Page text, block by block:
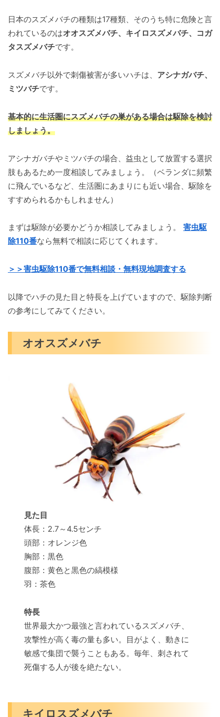
日本のスズメバチの種類は17種類、そのうち特に危険と言
われているのはオオスズメバチ、キイロスズメバチ、コガ
タスズメバチです。
スズメバチ以外で刺傷被害が多いハチは、 アシナガバチ、
ミツバチです。
基本的に生活圏にスズメバチの巣がある場合は駆除を検討
しましょう。
アシナガバチやミツバチの場合、益虫として放置する選択
肢もあるため一度相談してみましょう。（ベランダに頻繁
に飛んでいるなど、生活圏にあまりにも近い場合、駆除を
すすめられるかもしれません）
まずは駆除が必要かどうか相談してみましょう。 害虫駆
除110番なら無料で相談に応じてくれます。
＞＞害虫駆除110番で無料相談・無料現地調査する
以降でハチの見た目と特長を上げていますので、駆除判断
の参考にしてみてください。
オオスズメバチ
見た目
体長：2.7～4.5センチ
頭部：オレンジ色
胸部：黒色
腹部：黄色と黒色の縞模様
羽：茶色
特長
世界最大かつ最強と言われているスズメバチ、
攻撃性が高く毒の量も多い。目がよく、動きに
敏感で集団で襲うこともある。毎年、刺されて
死傷する人が後を絶たない。
キイロスズメバチ